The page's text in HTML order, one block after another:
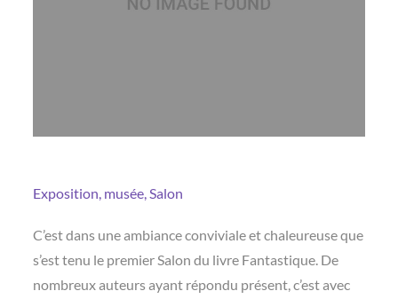
Exposition, musée, Salon
C’est dans une ambiance conviviale et chaleureuse que
s’est tenu le premier Salon du livre Fantastique. De
nombreux auteurs ayant répondu présent, c’est avec